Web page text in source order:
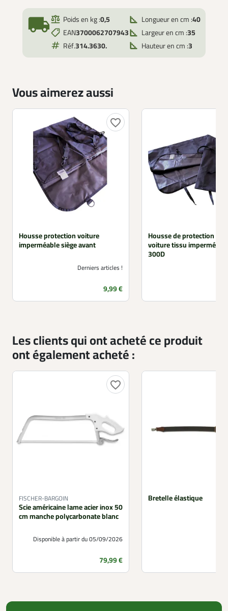
local_shipping Poids en kg :0,5
EAN3700062707943
Réf.314.3630.
Longueur en cm :40
Largeur en cm :35
Hauteur en cm :3
Vous aimerez aussi
favorite_border
Housse protection voiture
imperméable siège avant
Derniers articles !
Prix
9,99 €
Housse de protection
voiture tissu
300D
Les clients qui ont acheté ce produit
ont également acheté :
favorite_border
FISCHER-BARGOIN
Scie américaine lame acier inox 50
cm manche polycarbonate blanc
Disponible à partir du 05/09/2026
Prix
79,99 €
Bretelle élastique